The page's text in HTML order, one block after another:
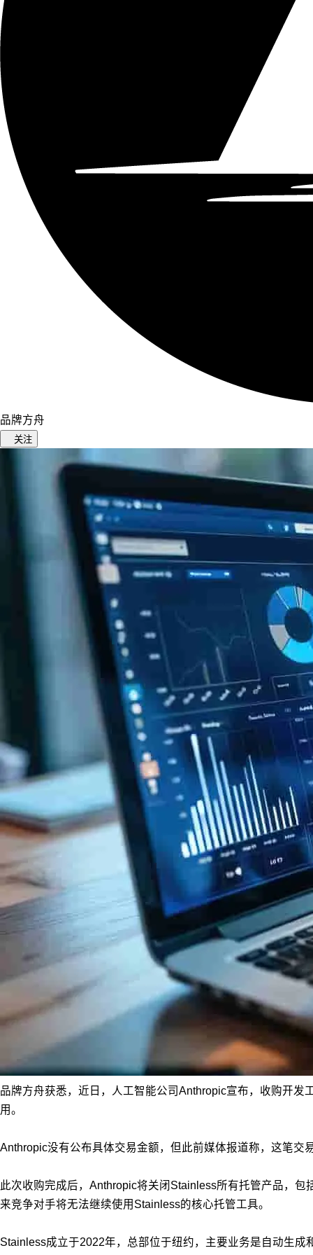
品牌方舟
关注
品牌方舟获悉，近日，人工智能公司Anthropic宣布，收购开
用。
Anthropic没有公布具体交易金额，但此前媒体报道称，这笔
此次收购完成后，Anthropic将关闭Stainless所有托管产品，
来竞争对手将无法继续使用Stainless的核心托管工具。
Stainless成立于2022年，总部位于纽约，主要业务是自动生